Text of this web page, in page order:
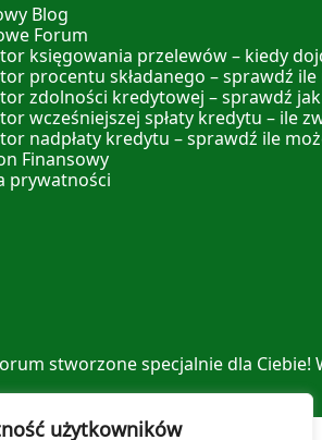
użytkowników
Blog
Forum
księgowania przelewów – kiedy
procentu składanego – sprawdź ile
zdolności kredytowej – sprawdź
wcześniejszej spłaty kredytu – ile
nadpłaty kredytu – sprawdź ile
Finansowy
prywatności
stworzone specjalnie dla Ciebie!